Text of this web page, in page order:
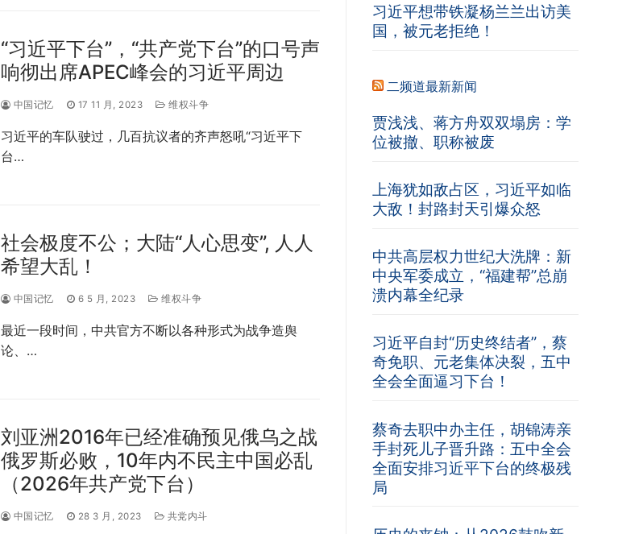
“习近平下台”，“共产党下台”的口号声
响彻出席APEC峰会的习近平周边
中国记忆 17 11 月, 2023 维权斗争
习近平的车队驶过，几百抗议者的齐声怒吼“习近平下
台…
社会极度不公；大陆“人心思变”, 人人
希望大乱！
中国记忆 6 5 月, 2023 维权斗争
最近一段时间，中共官方不断以各种形式为战争造舆
论、…
刘亚洲2016年已经准确预见俄乌之战
俄罗斯必败，10年内不民主中国必乱
（2026年共产党下台）
中国记忆 28 3 月, 2023 共党内斗
习近平想带铁凝杨兰兰出访美
国，被元老拒绝！
二频道最新新闻
贾浅浅、蒋方舟双双塌房：学
位被撤、职称被废
上海犹如敌占区，习近平如临
大敌！封路封天引爆众怒
中共高层权力世纪大洗牌：新
中央军委成立，“福建帮”总崩
溃内幕全纪录
习近平自封“历史终结者”，蔡
奇免职、元老集体决裂，五中
全会全面逼习下台！
蔡奇去职中办主任，胡锦涛亲
手封死儿子晋升路：五中全会
全面安排习近平下台的终极残
局